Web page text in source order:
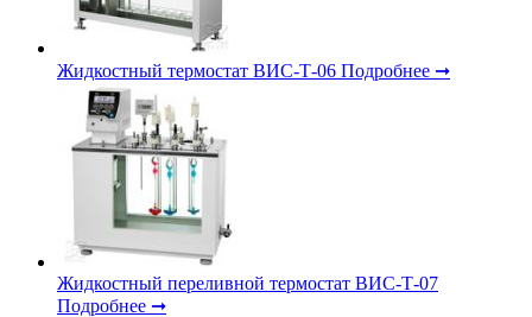
Жидкостный термостат ВИС-Т-06 Подробнее ➞
Жидкостный переливной термостат ВИС-Т-07
Подробнее ➞